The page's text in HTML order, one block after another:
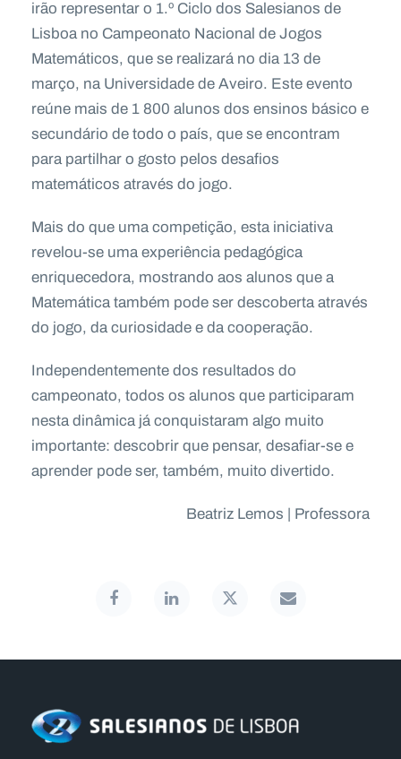
irão representar o 1.º Ciclo dos Salesianos de
Lisboa no Campeonato Nacional de Jogos
Matemáticos, que se realizará no dia 13 de
março, na Universidade de Aveiro. Este evento
reúne mais de 1 800 alunos dos ensinos básico e
secundário de todo o país, que se encontram
para partilhar o gosto pelos desafios
matemáticos através do jogo.
Mais do que uma competição, esta iniciativa
revelou-se uma experiência pedagógica
enriquecedora, mostrando aos alunos que a
Matemática também pode ser descoberta através
do jogo, da curiosidade e da cooperação.
Independentemente dos resultados do
campeonato, todos os alunos que participaram
nesta dinâmica já conquistaram algo muito
importante: descobrir que pensar, desafiar-se e
aprender pode ser, também, muito divertido.
Beatriz Lemos | Professora